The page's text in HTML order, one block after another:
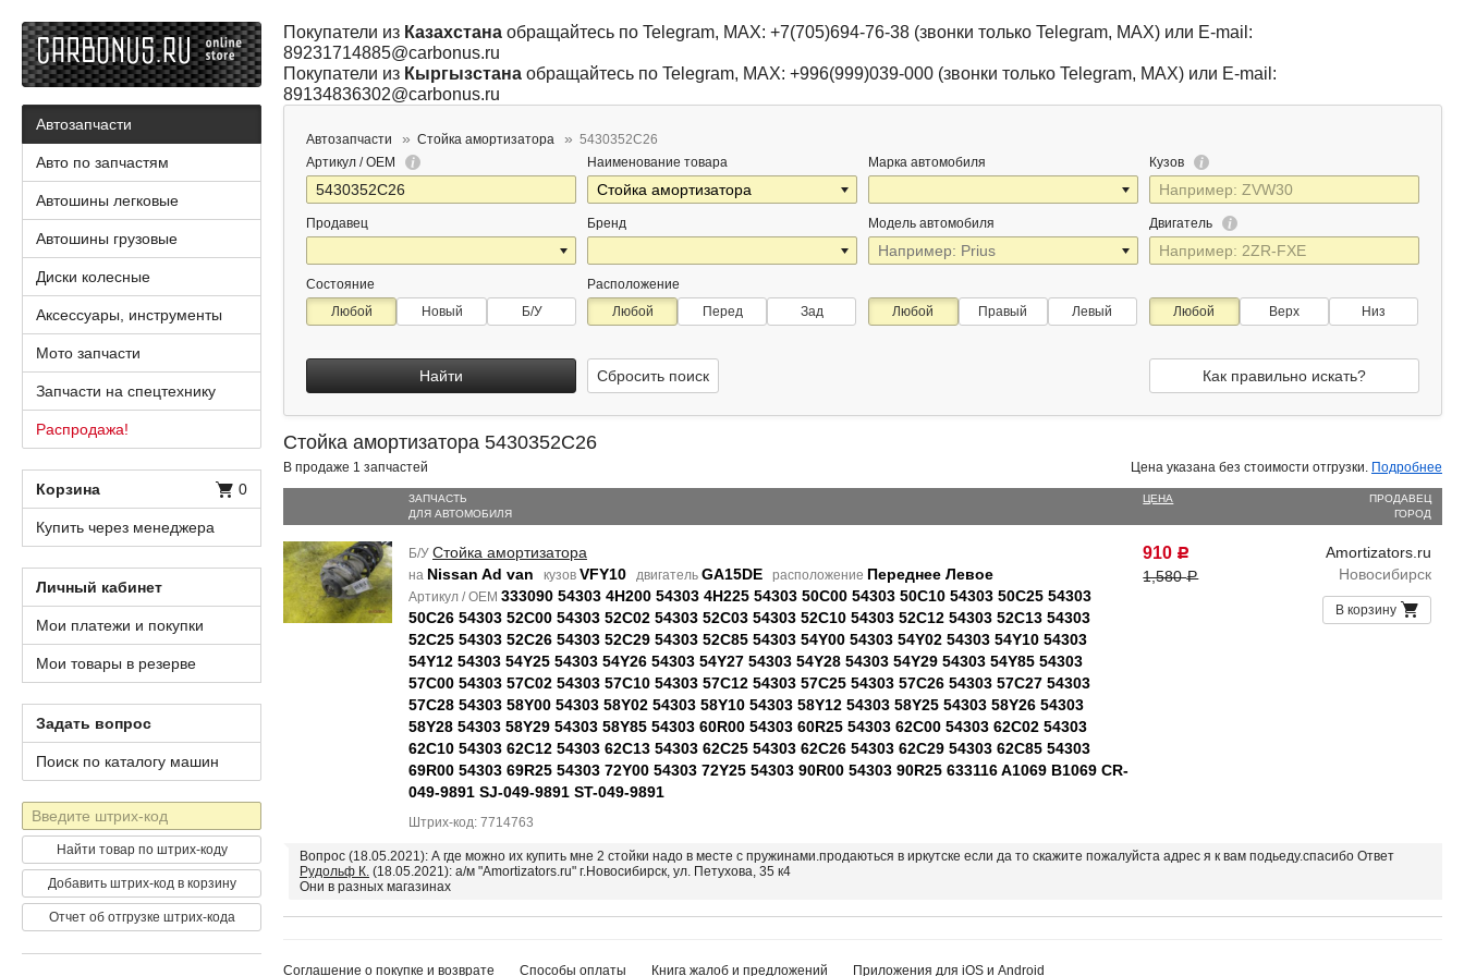
Покупатели из Казахстана обращайтесь по Telegram, MAX: +7(705)694-76-38 (звонки только Telegram, MAX) или E-mail:
89231714885@carbonus.ru
Покупатели из Кыргызстана обращайтесь по Telegram, MAX: +996(999)039-000 (звонки только Telegram, MAX) или E-mail:
89134836302@carbonus.ru
Автозапчасти Стойка амортизатора
5430352C26
Артикул / OEM
Продавец
Наименование товара
Бренд
Марка автомобиля
Модель автомобиля
Кузов
Двигатель
Состояние
Любой
Новый Б/У
Расположение
Любой
Перед Зад Любой Правый Левый Любой Верх Низ
Найти Сбросить поиск Как правильно искать?
Стойка амортизатора 5430352C26
В продаже 1 запчастей Цена указана без стоимости отгрузки. Подробнее
ЗАПЧАСТЬ
ДЛЯ АВТОМОБИЛЯ
ЦЕНА
ПРОДАВЕЦ
ГОРОД
Б/У Стойка амортизатора
на Nissan Ad van кузов VFY10 двигатель GA15DE расположение Переднее Левое
Артикул / OEM 333090 54303 4H200 54303 4H225 54303 50C00 54303 50C10 54303 50C25 54303
50C26 54303 52C00 54303 52C02 54303 52C03 54303 52C10 54303 52C12 54303 52C13 54303
52C25 54303 52C26 54303 52C29 54303 52C85 54303 54Y00 54303 54Y02 54303 54Y10 54303
54Y12 54303 54Y25 54303 54Y26 54303 54Y27 54303 54Y28 54303 54Y29 54303 54Y85 54303
57C00 54303 57C02 54303 57C10 54303 57C12 54303 57C25 54303 57C26 54303 57C27 54303
57C28 54303 58Y00 54303 58Y02 54303 58Y10 54303 58Y12 54303 58Y25 54303 58Y26 54303
58Y28 54303 58Y29 54303 58Y85 54303 60R00 54303 60R25 54303 62C00 54303 62C02 54303
62C10 54303 62C12 54303 62C13 54303 62C25 54303 62C26 54303 62C29 54303 62C85 54303
69R00 54303 69R25 54303 72Y00 54303 72Y25 54303 90R00 54303 90R25 633116 A1069 B1069 CR-
049-9891 SJ-049-9891 ST-049-9891
Штрих-код: 7714763
910 Р
1,580Р
Amortizators.ru
Новосибирск
В корзину
Вопрос (18.05.2021): А где можно их купить мне 2 стойки надо в месте с пружинами.продаються в иркутске если да то скажите пожалуйста адрес я к вам подьеду.спасибо Ответ
Рудольф К. (18.05.2021): а/м "Amortizators.ru" г.Новосибирск, ул. Петухова, 35 к4
Они в разных магазинах
Автозапчасти
Авто по запчастям
Автошины легковые
Автошины грузовые
Диски колесные
Аксессуары, инструменты
Мото запчасти
Запчасти на спецтехнику
Распродажа!
Корзина 0
Купить через менеджера
Личный кабинет
Мои платежи и покупки
Мои товары в резерве
Задать вопрос
Поиск по каталогу машин
Штрих-
код
Найти товар по штрих-коду
Добавить штрих-код в корзину
Отчет об отгрузке штрих-кода
Соглашение о покупке и возврате Способы оплаты Книга жалоб и предложений Приложения для iOS и Android